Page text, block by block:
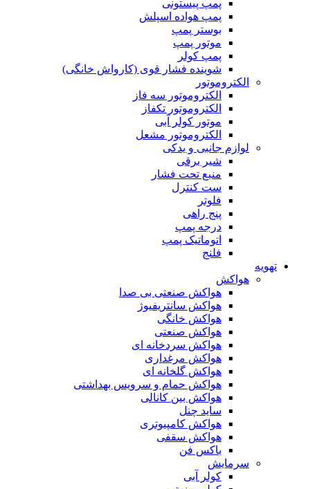
پمپ پیستونی
پمپ هواده اسپلش
بوستر پمپ
موتور پمپ
پمپ کولر
شوینده فشار قوی (کارواش خانگی)
الکتروموتور
الکتروموتور سه فاز
الکتروموتور تکفاز
موتور کولر آبی
الکتروموتور مشعل
لوازم جانبی و یدکی
شیر برقی
منبع تحت فشار
ست کنترل
فلوتر
پنج راهی
درجه پمپ
اتوماتیک پمپ
فلنج
تهویه
هواکش
هواکش صنعتی بی صدا
هواکش سانتریفیوژ
هواکش خانگی
هواکش صنعتی
هواکش سردخانه ای
هواکش مرغداری
هواکش گلخانه ای
هواکش حمام و سرویس بهداشتی
هواکش بین کانالی
ساید چنل
هواکش کامپیوتری
هواکش سقفی
باکس فن
سرمایش
کولر آبی